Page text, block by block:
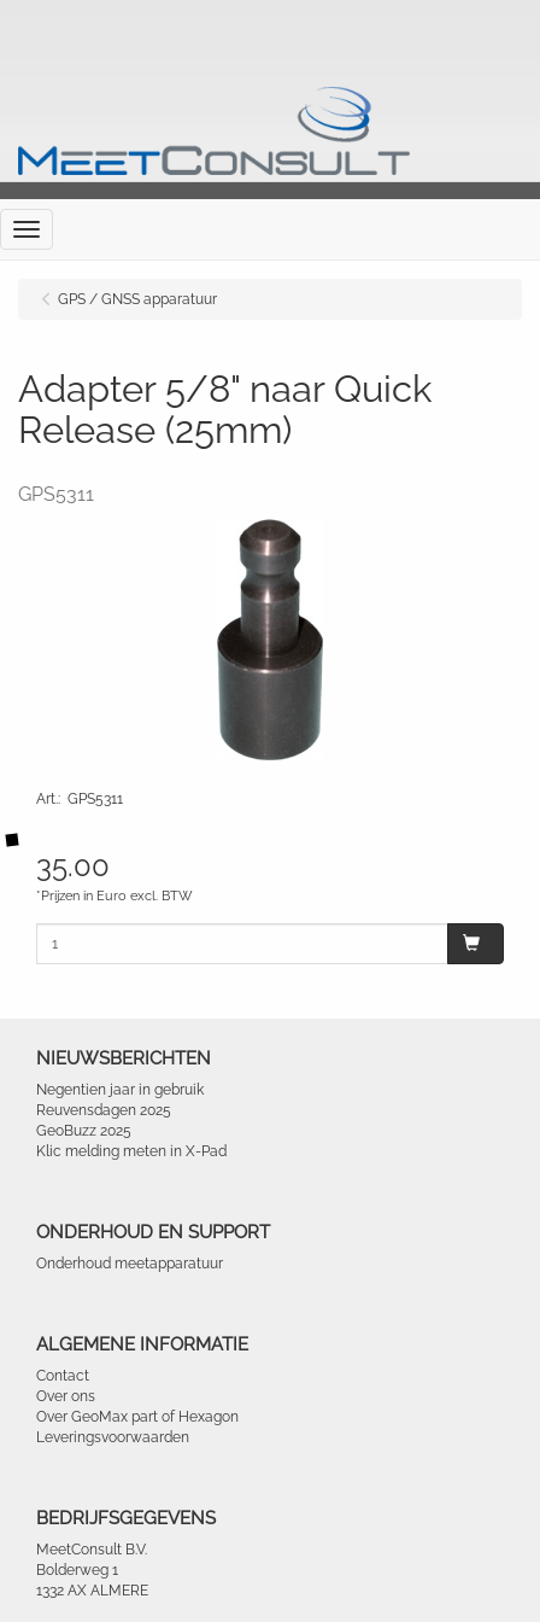
Menu
GPS / GNSS apparatuur
Adapter 5/8" naar Quick
Release (25mm)
GPS5311
Art.: GPS5311
35.00
*Prijzen in Euro excl. BTW
NIEUWSBERICHTEN
Negentien jaar in gebruik
Reuvensdagen 2025
GeoBuzz 2025
Klic melding meten in X-Pad
ONDERHOUD EN SUPPORT
Onderhoud meetapparatuur
ALGEMENE INFORMATIE
Contact
Over ons
Over GeoMax part of Hexagon
Leveringsvoorwaarden
BEDRIJFSGEGEVENS
MeetConsult B.V.
Bolderweg 1
1332 AX ALMERE